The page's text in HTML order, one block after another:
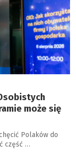
może się
Polaków do
część …